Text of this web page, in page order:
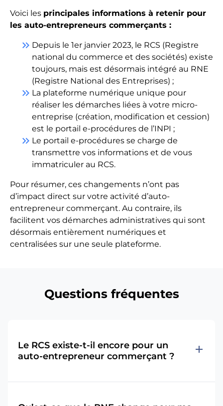
Voici les principales informations à retenir pour
les auto-entrepreneurs commerçants :
keyboard_double_arrow_right Depuis le 1er janvier 2023, le RCS (Registre
national du commerce et des sociétés) existe
toujours, mais est désormais intégré au RNE
(Registre National des Entreprises) ;
keyboard_double_arrow_right La plateforme numérique unique pour
réaliser les démarches liées à votre micro-
entreprise (création, modification et cession)
est le portail e-procédures de l’INPI ;
keyboard_double_arrow_right Le portail e-procédures se charge de
transmettre vos informations et de vous
immatriculer au RCS.
Pour résumer, ces changements n’ont pas
d’impact direct sur votre activité d’auto-
entrepreneur commerçant. Au contraire, ils
facilitent vos démarches administratives qui sont
désormais entièrement numériques et
centralisées sur une seule plateforme.
Questions fréquentes
Le RCS existe-t-il encore pour un
auto-entrepreneur commerçant ?
add